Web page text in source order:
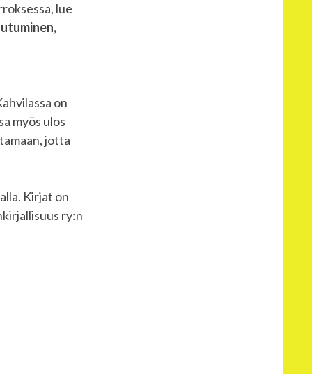
lue
on
myös ulos
jotta
Kirjat on
ry:n